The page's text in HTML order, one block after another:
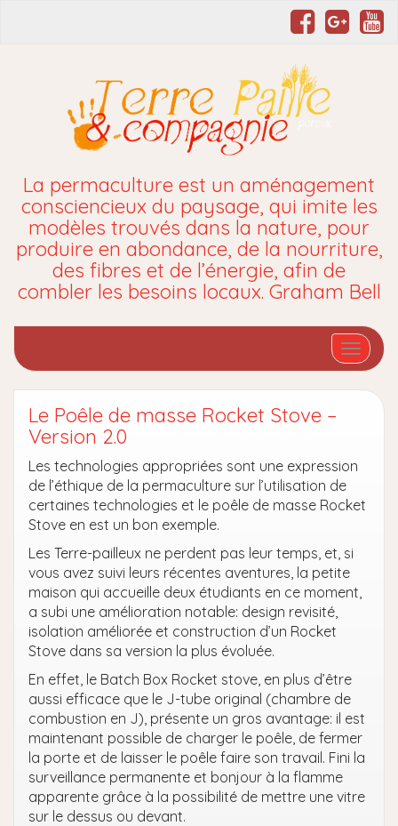
La permaculture est un aménagement
consciencieux du paysage, qui imite les
modèles trouvés dans la nature, pour
produire en abondance, de la nourriture,
des fibres et de l’énergie, afin de
combler les besoins locaux. Graham Bell
Le Poêle de masse Rocket Stove –
Version 2.0
Les technologies appropriées sont une expression
de l’éthique de la permaculture sur l’utilisation de
certaines technologies et le poêle de masse Rocket
Stove en est un bon exemple.
Les Terre-pailleux ne perdent pas leur temps, et, si
vous avez suivi leurs récentes aventures, la petite
maison qui accueille deux étudiants en ce moment,
a subi une amélioration notable: design revisité,
isolation améliorée et construction d’un Rocket
Stove dans sa version la plus évoluée.
En effet, le Batch Box Rocket stove, en plus d’être
aussi efficace que le J-tube original (chambre de
combustion en J), présente un gros avantage: il est
maintenant possible de charger le poêle, de fermer
la porte et de laisser le poêle faire son travail. Fini la
surveillance permanente et bonjour à la flamme
apparente grâce à la possibilité de mettre une vitre
sur le dessus ou devant.